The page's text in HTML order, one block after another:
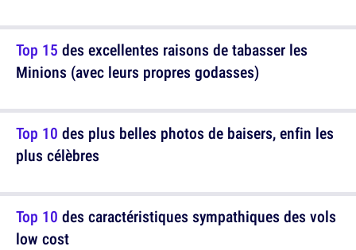
Top 10 des plus belles photos de baisers, enfin les
plus célèbres
Top 15 des excellentes raisons de tabasser les
Minions (avec leurs propres godasses)
Top 10 des caractéristiques sympathiques des vols
low cost